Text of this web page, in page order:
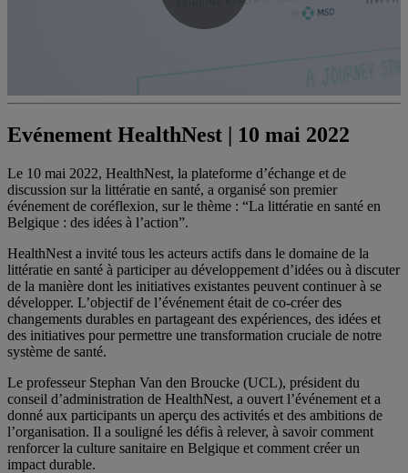
Play
Video
Evénement HealthNest | 10 mai 2022
Le 10 mai 2022, HealthNest, la plateforme d’échange et de
discussion sur la littératie en santé, a organisé son premier
événement de coréflexion, sur le thème : “La littératie en santé en
Belgique : des idées à l’action”.
HealthNest a invité tous les acteurs actifs dans le domaine de la
littératie en santé à participer au développement d’idées ou à discuter
de la manière dont les initiatives existantes peuvent continuer à se
développer. L’objectif de l’événement était de co-créer des
changements durables en partageant des expériences, des idées et
des initiatives pour permettre une transformation cruciale de notre
système de santé.
Le professeur Stephan Van den Broucke (UCL), président du
conseil d’administration de HealthNest, a ouvert l’événement et a
donné aux participants un aperçu des activités et des ambitions de
l’organisation. Il a souligné les défis à relever, à savoir comment
renforcer la culture sanitaire en Belgique et comment créer un
impact durable.